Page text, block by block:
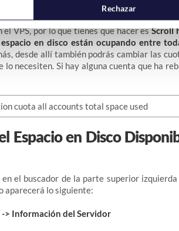
la opción“Show all Accounts”se
VPS, por lo que tienes que hacer esScroll
en disco están ocupando entre
desde allí también podrás cambiar las
lo necesiten. Si hay alguna cuenta que ha
Espacio en Disco
en el buscador de la parte superior
aparecerá lo siguiente:
> Información del Servidor
Rechazar